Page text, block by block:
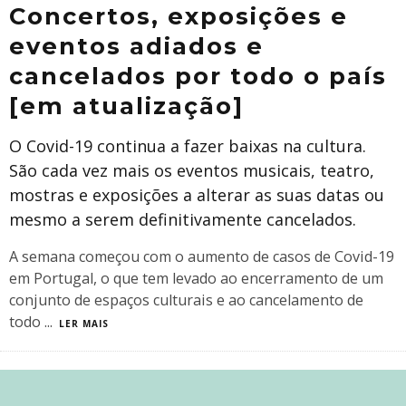
Concertos, exposições e
eventos adiados e
cancelados por todo o país
[em atualização]
O Covid-19 continua a fazer baixas na cultura.
São cada vez mais os eventos musicais, teatro,
mostras e exposições a alterar as suas datas ou
mesmo a serem definitivamente cancelados.
A semana começou com o aumento de casos de Covid-19
em Portugal, o que tem levado ao encerramento de um
conjunto de espaços culturais e ao cancelamento de
todo ... LER MAIS